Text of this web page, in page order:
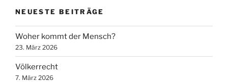
NEUESTE BEITRÄGE
Woher kommt der Mensch?
23. März 2026
Völkerrecht
7. März 2026